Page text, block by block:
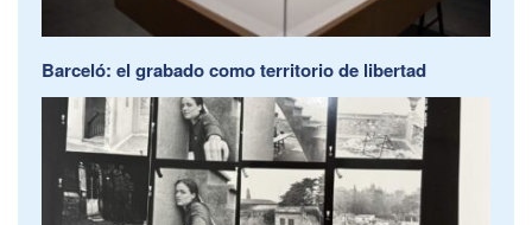
Barceló: el grabado como territorio de libertad